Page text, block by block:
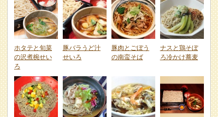
ホタテと旬菜
の沢煮椀せい
ろ
豚バラうど汁
せいろ
豚肉とごぼう
の南蛮そば
ナスと鶏そぼ
ろ冷かけ蕎麦